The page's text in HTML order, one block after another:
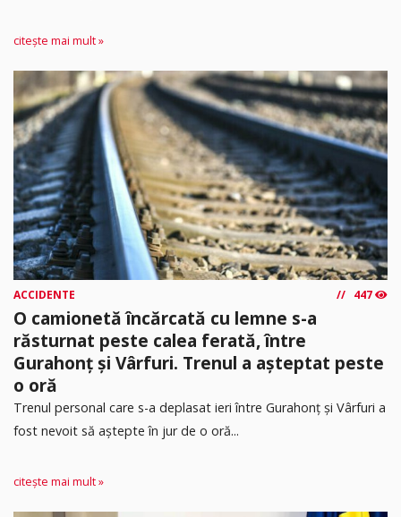
citește mai mult »
ACCIDENTE 447
O camionetă încărcată cu lemne s-a
răsturnat peste calea ferată, între
Gurahonț și Vârfuri. Trenul a așteptat peste
o oră
Trenul personal care s-a deplasat ieri între Gurahonț și Vârfuri a
fost nevoit să aștepte în jur de o oră...
citește mai mult »